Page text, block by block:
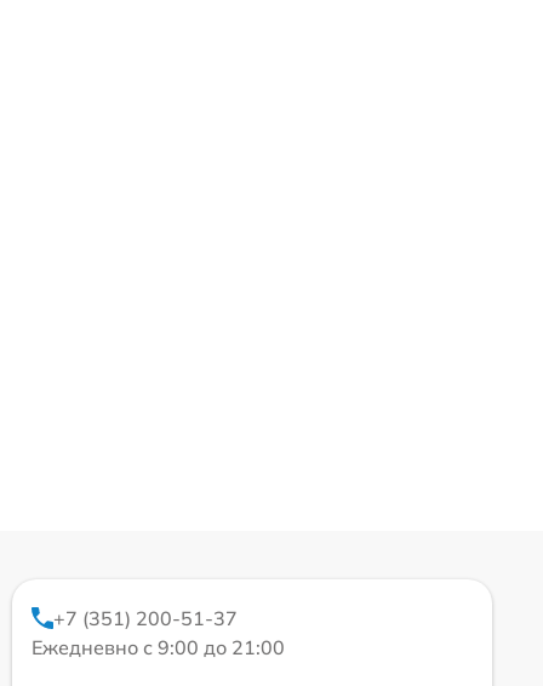
+7 (351) 200-51-37
Ежедневно с 9:00 до 21:00